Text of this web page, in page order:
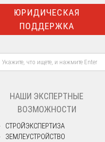
ЮРИДИЧЕСКАЯ
ПОДДЕРЖКА
НАШИ ЭКСПЕРТНЫЕ
ВОЗМОЖНОСТИ
СТРОЙЭКСПЕРТИЗА
ЗЕМЛЕУСТРОЙСТВО